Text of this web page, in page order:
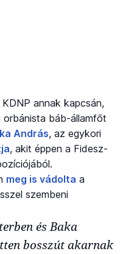
annak kapcsán,
orbánista báb-államfőt
András, az egykori
, akit éppen a Fidesz-
meg is vádolta a
szembeni
és Baka
bosszút akarnak